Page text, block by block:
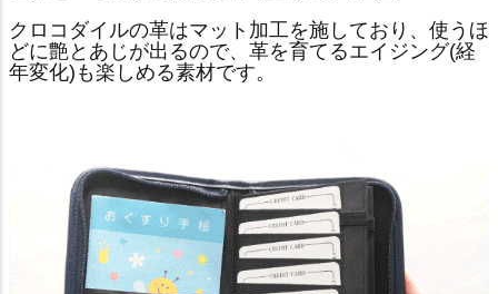
クロコダイルの革はマット加工を施しており、使うほ
どに艶とあじが出るので、革を育てるエイジング(経
年変化)も楽しめる素材です。